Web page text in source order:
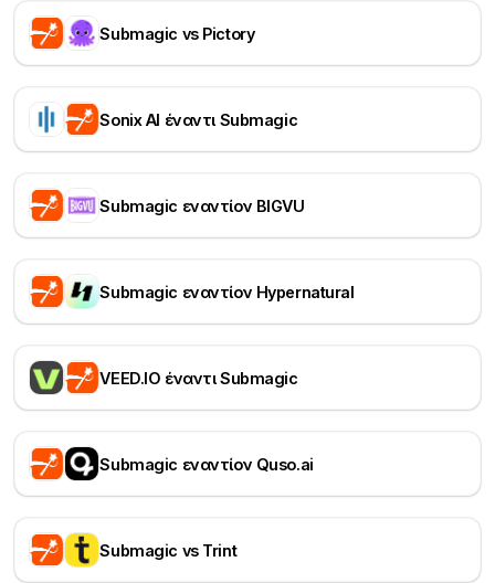
Submagic vs Pictory
Sonix AI έναντι Submagic
Submagic εναντίον BIGVU
Submagic εναντίον Hypernatural
VEED.IO έναντι Submagic
Submagic εναντίον Quso.ai
Submagic vs Trint